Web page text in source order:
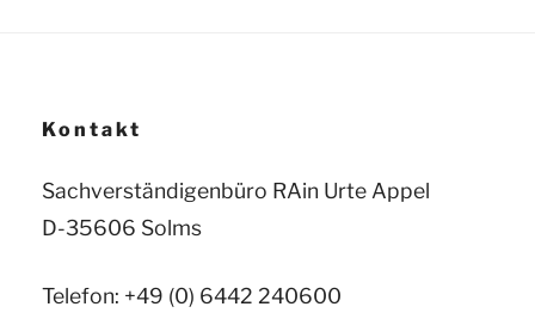
Kontakt
Sachverständigenbüro RAin Urte Appel
D-35606 Solms
Telefon: +49 (0) 6442 240600